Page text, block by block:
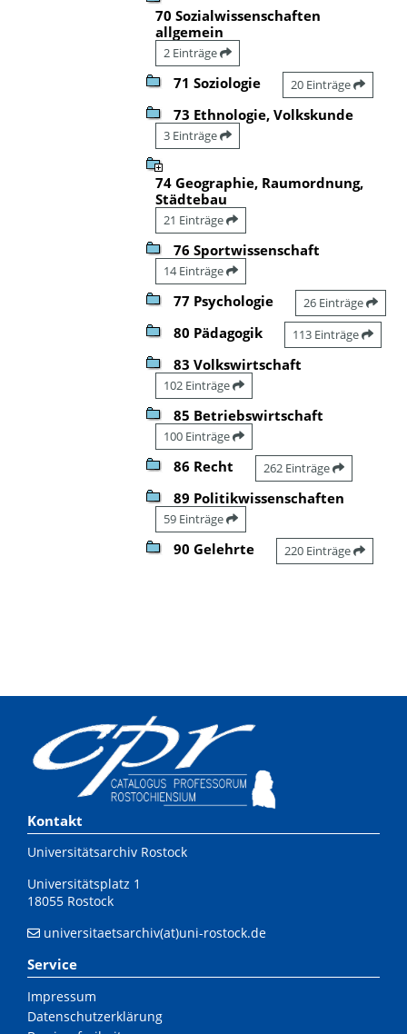
70 Sozialwissenschaften
allgemein
2 Einträge
71 Soziologie 20 Einträge
73 Ethnologie, Volkskunde
3 Einträge
74 Geographie, Raumordnung,
Städtebau
21 Einträge
76 Sportwissenschaft
14 Einträge
77 Psychologie 26 Einträge
80 Pädagogik 113 Einträge
83 Volkswirtschaft
102 Einträge
85 Betriebswirtschaft
100 Einträge
86 Recht 262 Einträge
89 Politikwissenschaften
59 Einträge
90 Gelehrte 220 Einträge
Kontakt
Universitätsarchiv Rostock
Universitätsplatz 1
18055 Rostock
universitaetsarchiv(at)uni-rostock.de
Service
Impressum
Datenschutzerklärung